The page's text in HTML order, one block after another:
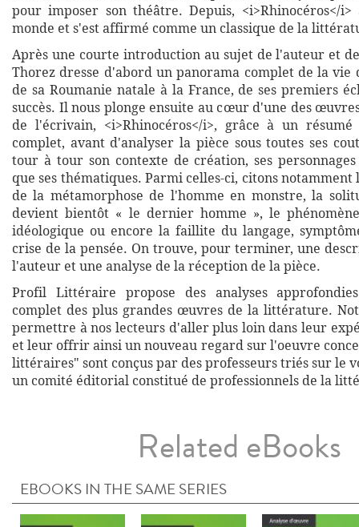
pour imposer son théâtre. Depuis, <i>Rhinocéros</
monde et s'est affirmé comme un classique de la
Après une courte introduction au sujet de l'auteur et
Thorez dresse d'abord un panorama complet de la vie
de sa Roumanie natale à la France, de ses premiers
succès. Il nous plonge ensuite au cœur d'une des
de l'écrivain, <i>Rhinocéros</i>, grâce à un
complet, avant d'analyser la pièce sous toutes ses
tour à tour son contexte de création, ses
que ses thématiques. Parmi celles-ci, citons
de la métamorphose de l'homme en monstre, la
devient bientôt « le dernier homme », le
idéologique ou encore la faillite du langage,
crise de la pensée. On trouve, pour terminer, une
l'auteur et une analyse de la réception de la pièce.
Profil Littéraire propose des analyses
complet des plus grandes œuvres de la littérature.
permettre à nos lecteurs d'aller plus loin dans leur
et leur offrir ainsi un nouveau regard sur l'oeuvre
littéraires" sont conçus par des professeurs triés sur le
un comité éditorial constitué de professionnels de la
Related eBooks
EBOOKS IN THE SAME SERIES